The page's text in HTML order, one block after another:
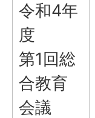
令和4年
度
第1回総
合教育
会議